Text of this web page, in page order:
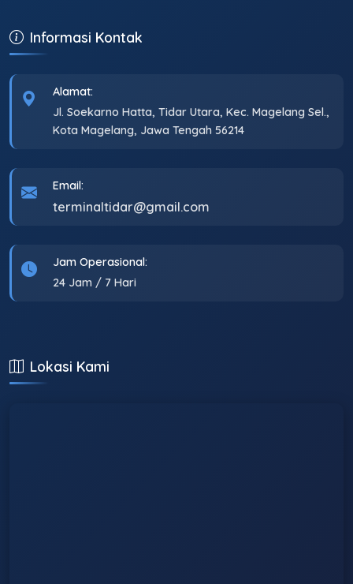
Informasi Kontak
Alamat:
Jl. Soekarno Hatta, Tidar Utara, Kec. Magelang Sel.,
Kota Magelang, Jawa Tengah 56214
Email:
terminaltidar@gmail.com
Jam Operasional:
24 Jam / 7 Hari
Lokasi Kami